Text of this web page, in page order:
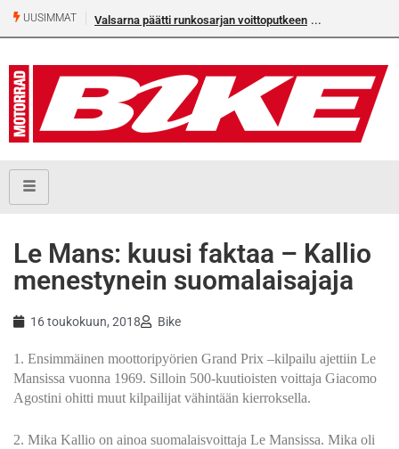
UUSIMMAT Valsarna päätti runkosarjan voittoputkeen
Le Mans: kuusi faktaa – Kallio
menestynein suomalaisajaja
16 toukokuun, 2018 Bike
1. Ensimmäinen moottoripyörien Grand Prix –kilpailu ajettiin Le
Mansissa vuonna 1969. Silloin 500-kuutioisten voittaja Giacomo
Agostini ohitti muut kilpailijat vähintään kierroksella.
2. Mika Kallio on ainoa suomalaisvoittaja Le Mansissa. Mika oli